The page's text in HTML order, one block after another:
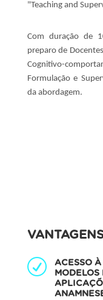
"Teaching and
Com duração de
preparo de
Cognitivo-
Formulação e
da abordagem.
ACESSO